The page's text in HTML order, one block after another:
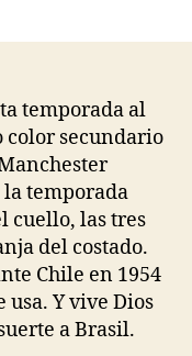
temporada al
color secundario
temporada
cuello, las tres
del costado.
Chile en 1954
usa. Y vive Dios
a Brasil.